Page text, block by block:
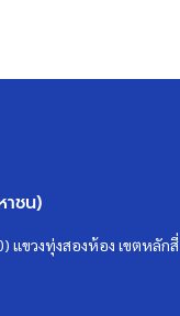
ชน)
แขวงทุ่งสองห้อง เขตหลักสี่